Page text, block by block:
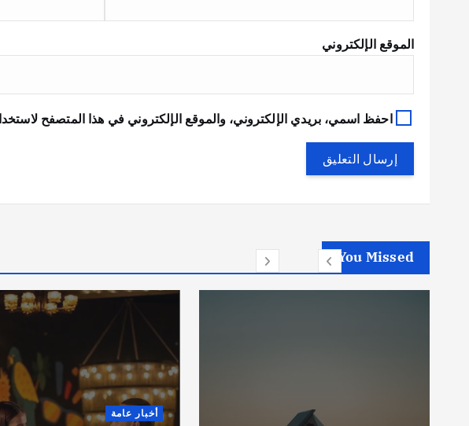
الموقع الإلكتروني
احفظ اسمي، بريدي الإلكتروني، والموقع الإلكتروني في هذا المتصفح
You Missed
أخبار عامة